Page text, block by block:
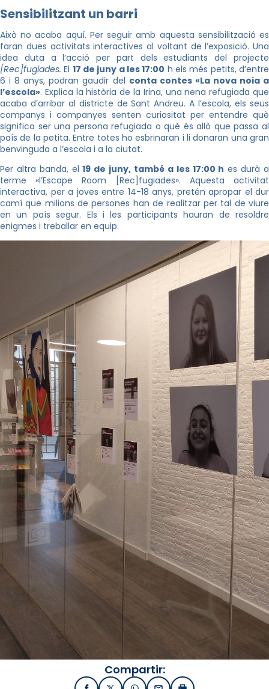
Sensibilitzant un barri
Això no acaba aquí. Per seguir amb aquesta sensibilització es
faran dues activitats interactives al voltant de l’exposició. Una
idea duta a l’acció per part dels estudiants del projecte
[Rec]fugiades. El 17 de juny a les 17:00 h els més petits, d’entre
6 i 8 anys, podran gaudir del conta contes «La nova noia a
l’escola». Explica la història de la Irina, una nena refugiada que
acaba d’arribar al districte de Sant Andreu. A l’escola, els seus
companys i companyes senten curiositat per entendre què
significa ser una persona refugiada o què és allò que passa al
país de la petita. Entre totes ho esbrinaran i li donaran una gran
benvinguda a l’escola i a la ciutat.
Per altra banda, el19 de juny, també a les 17:00 h es durà a
terme «l’Escape Room [Rec]fugiades». Aquesta activitat
interactiva, per a joves entre 14-18 anys, pretén apropar el dur
camí que milions de persones han de realitzar per tal de viure
en un país segur. Els i les participants hauran de resoldre
enigmes i treballar en equip.
Compartir: